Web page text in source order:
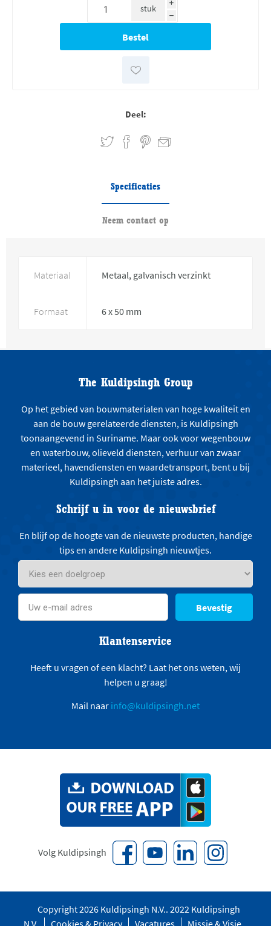
i
h
stuk
Deel:
Specificaties
Neem contact op
Materiaal Metaal, galvanisch verzinkt
Formaat 6 x 50 mm
The Kuldipsingh Group
Op het gebied van bouwmaterialen van hoge kwaliteit en
aan de bouw gerelateerde diensten, is Kuldipsingh
toonaangevend in Suriname. Maar ook voor wegenbouw
en waterbouw, olieveld diensten, verhuur van zwaar
materieel, havendiensten en waardetransport, bent u bij
Kuldipsingh aan het juiste adres.
Schrijf u in voor de nieuwsbrief
En blijf op de hoogte van de nieuwste producten, handige
tips en andere Kuldipsingh nieuwtjes.
Bevestig
Klantenservice
Heeft u vragen of een klacht? Laat het ons weten, wij
helpen u graag!
Mail naar info@kuldipsingh.net
Volg Kuldipsingh
Copyright 2026 Kuldipsingh N.V.. 2022 Kuldipsingh
N.V.
Cookies & Privacy Vacatures Missie & Visie